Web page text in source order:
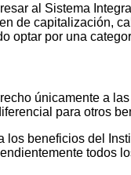
al Sistema
de capitalización,
optar por una
únicamente a
para otros
los beneficios del
todos